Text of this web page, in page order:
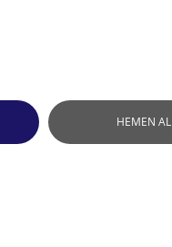
HEMEN AL